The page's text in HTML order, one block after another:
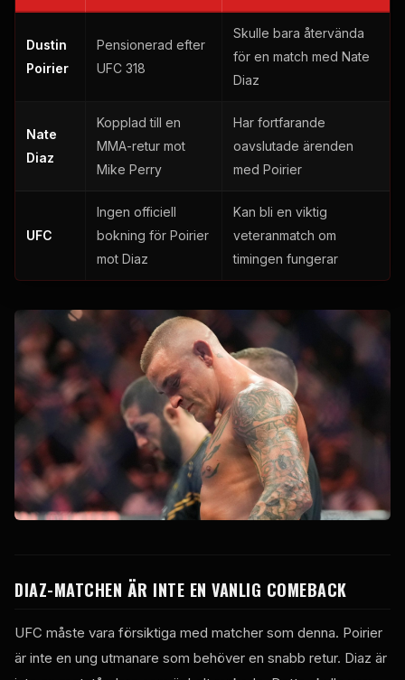
Dustin
Poirier
Pensionerad efter
UFC 318
Skulle bara återvända
för en match med Nate
Diaz
Nate
Diaz
Kopplad till en
MMA-retur mot
Mike Perry
Har fortfarande
oavslutade ärenden
med Poirier
UFC
Ingen officiell
bokning för Poirier
mot Diaz
Kan bli en viktig
veteranmatch om
timingen fungerar
DIAZ-MATCHEN ÄR INTE EN VANLIG COMEBACK
UFC måste vara försiktiga med matcher som denna. Poirier
är inte en ung utmanare som behöver en snabb retur. Diaz är